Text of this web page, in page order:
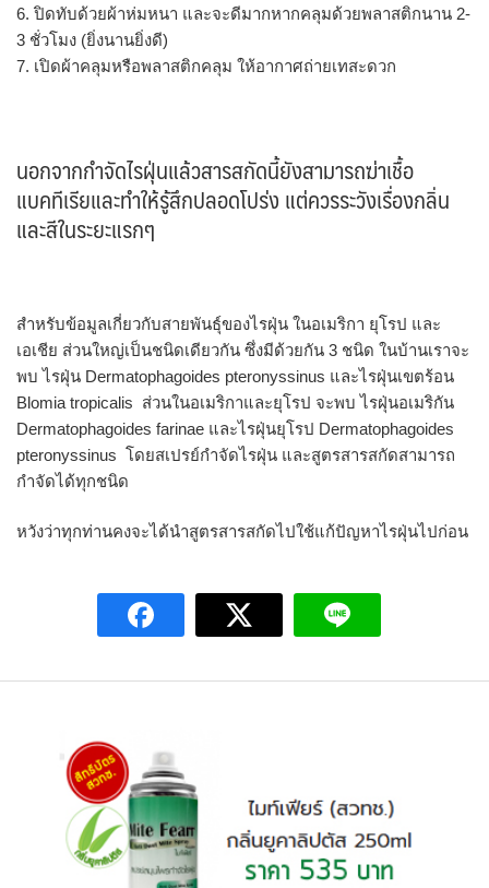
6. ปิดทับด้วยผ้าห่มหนา และจะดีมากหากคลุมด้วยพลาสติกนาน 2-
3 ชั่วโมง (ยิ่งนานยิ่งดี)
7. เปิดผ้าคลุมหรือพลาสติกคลุม ให้อากาศถ่ายเทสะดวก
นอกจากกำจัดไรฝุ่นแล้วสารสกัดนี้ยังสามารถฆ่าเชื้อ
แบคทีเรียและทำให้รู้สึกปลอดโปร่ง แต่ควรระวังเรื่องกลิ่น
และสีในระยะแรกๆ
สำหรับข้อมูลเกี่ยวกับสายพันธุ์ของไรฝุ่น ในอเมริกา ยุโรป และ
เอเชีย ส่วนใหญ่เป็นชนิดเดียวกัน ซึ่งมีด้วยกัน 3 ชนิด ในบ้านเราจะ
พบ ไรฝุ่น Dermatophagoides pteronyssinus และไรฝุ่นเขตร้อน
Blomia tropicalis ส่วนในอเมริกาและยุโรป จะพบ ไรฝุ่นอเมริกัน
Dermatophagoides farinae และไรฝุ่นยุโรป Dermatophagoides
pteronyssinus โดยสเปรย์กำจัดไรฝุ่น และสูตรสารสกัดสามารถ
กำจัดได้ทุกชนิด
หวังว่าทุกท่านคงจะได้นำสูตรสารสกัดไปใช้แก้ปัญหาไรฝุ่นไปก่อน